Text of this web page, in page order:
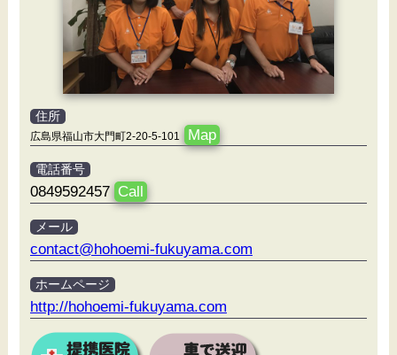
住所
広島県福山市大門町2-20-5-101 Map
電話番号
0849592457 Call
メール
contact@hohoemi-fukuyama.com
ホームページ
http://hohoemi-fukuyama.com